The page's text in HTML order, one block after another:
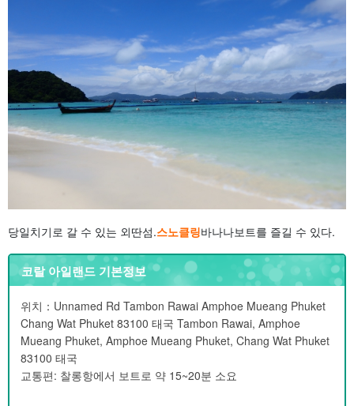
당일치기로 갈 수 있는 외딴섬.스노클링바나나보트를 즐길 수 있다.
코랄 아일랜드 기본정보
위치：Unnamed Rd Tambon Rawai Amphoe Mueang Phuket
Chang Wat Phuket 83100 태국 Tambon Rawai, Amphoe
Mueang Phuket, Amphoe Mueang Phuket, Chang Wat Phuket
83100 태국
교통편: 찰롱항에서 보트로 약 15~20분 소요